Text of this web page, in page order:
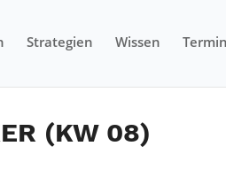
Strategien Wissen
(KW 08)